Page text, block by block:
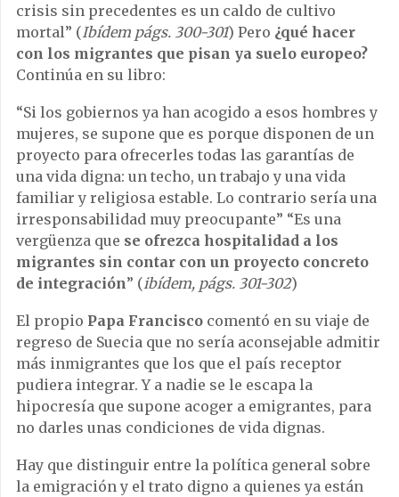
crisis sin precedentes es un caldo de cultivo
mortal” (Ibídem págs. 300-301) Pero ¿qué hacer
con los migrantes que pisan ya suelo europeo?
Continúa en su libro:
“Si los gobiernos ya han acogido a esos hombres y
mujeres, se supone que es porque disponen de un
proyecto para ofrecerles todas las garantías de
una vida digna: un techo, un trabajo y una vida
familiar y religiosa estable. Lo contrario sería una
irresponsabilidad muy preocupante” “Es una
vergüenza que se ofrezca hospitalidad a los
migrantes sin contar con un proyecto concreto
de integración” (ibídem, págs. 301-302)
El propio Papa Francisco comentó en su viaje de
regreso de Suecia que no sería aconsejable admitir
más inmigrantes que los que el país receptor
pudiera integrar. Y a nadie se le escapa la
hipocresía que supone acoger a emigrantes, para
no darles unas condiciones de vida dignas.
Hay que distinguir entre la política general sobre
la emigración y el trato digno a quienes ya están